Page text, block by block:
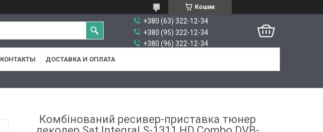
Кошик
+380 (63) 322-12-34
+380 (95) 322-12-34
+380 (96) 322-12-34
КОНТАКТЫ ДОСТАВКА И ОПЛАТА
Комбінований ресивер-приставка тюнер